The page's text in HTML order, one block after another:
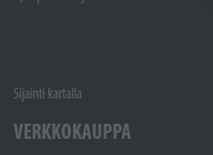
Sijainti kartalla
VERKKOKAUPPA